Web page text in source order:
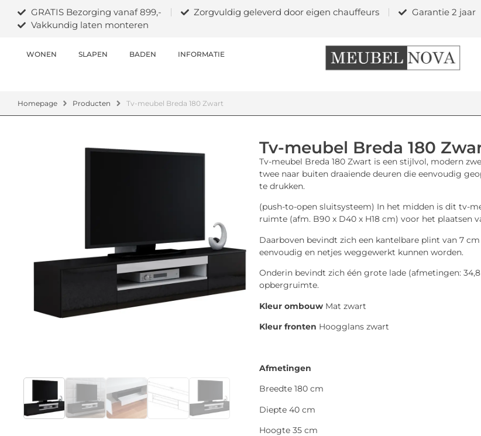
GRATIS Bezorging vanaf 899,- Zorgvuldig geleverd door eigen chauffeurs Garantie 2 jaar
Vakkundig laten monteren
WONEN SLAPEN BADEN INFORMATIE
Homepage Producten Tv-meubel Breda 180 Zwart
Tv-meubel Breda 180
Tv-meubel Breda 180 Zwart is een stijlvol, modern
twee naar buiten draaiende deuren die eenvoudig
te drukken.
(push-to-open sluitsysteem) In het midden is dit tv-
ruimte (afm. B90 x D40 x H18 cm) voor het plaatsen
Daarboven bevindt zich een kantelbare plint van 7
eenvoudig en netjes weggewerkt kunnen worden.
Onderin bevindt zich één grote lade (afmetingen:
opbergruimte.
Kleur ombouw Mat zwart
Kleur fronten Hoogglans zwart
Afmetingen
Breedte 180 cm
Diepte 40 cm
Hoogte 35 cm